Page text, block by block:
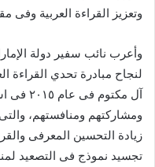
وتعزيز القراءة العربية وفى
وأعرب نائب سفير دولة
لنجاح مبادرة تحدي القراءة
آل
ومشاركتهم ومنافستهم،
زيادة التحسين المعرفى
تجسيد نموذج فى التصعيد